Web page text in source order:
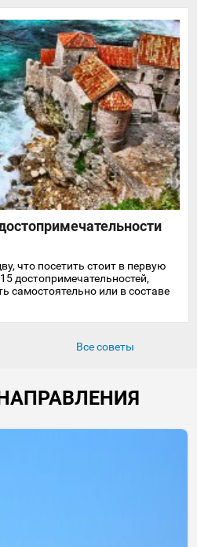
что посетить стоит в первую
достопримечательностей,
самостоятельно или в составе
Все советы